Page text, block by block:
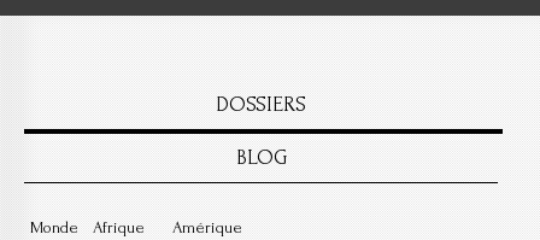
DOSSIERS
BLOG
Monde
Afrique
Amérique